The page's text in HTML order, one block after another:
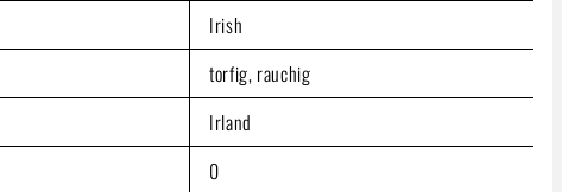
Irish
torfig, rauchig
Irland
0